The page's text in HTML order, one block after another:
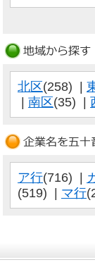
北区(258) |
| 南区(35) |
ア行(716) |
(519) | マ行